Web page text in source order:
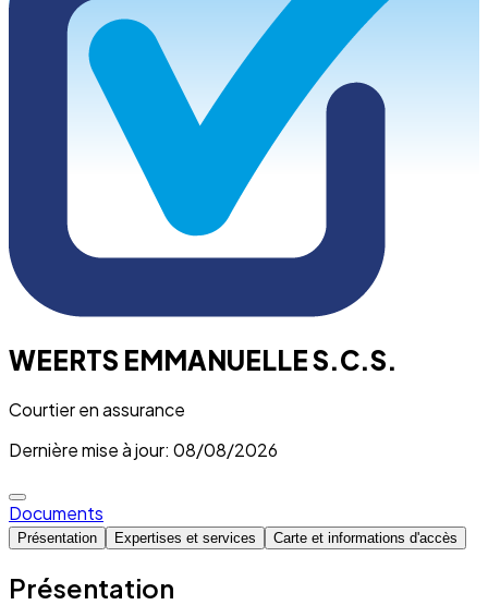
WEERTS EMMANUELLE S.C.S.
Courtier en assurance
Dernière mise à jour: 08/08/2026
Documents
Présentation Expertises et services Carte et informations d'accès
Présentation